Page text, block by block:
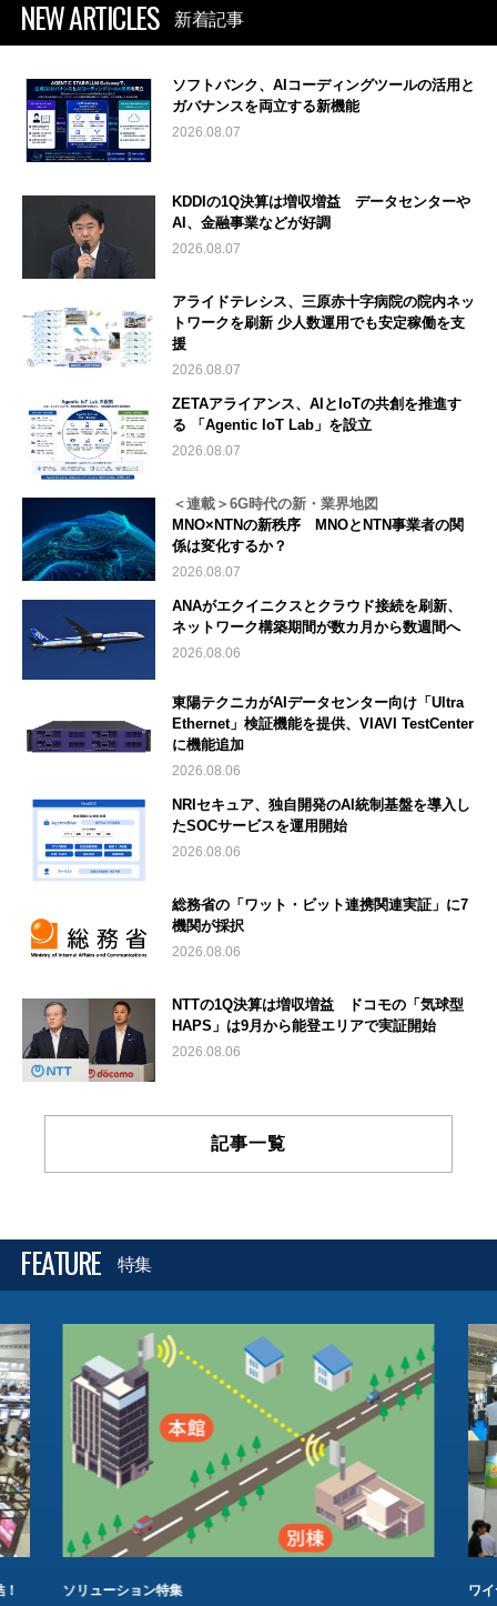
NEW ARTICLES 新着記事
ソフトバンク、AIコーディングツールの活用と
ガバナンスを両立する新機能
2026.08.07
KDDIの1Q決算は増収増益 データセンターや
AI、金融事業などが好調
2026.08.07
アライドテレシス、三原赤十字病院の院内ネッ
トワークを刷新 少人数運用でも安定稼働を支
援
2026.08.07
ZETAアライアンス、AIとIoTの共創を推進す
る 「Agentic IoT Lab」を設立
2026.08.07
＜連載＞6G時代の新・業界地図
MNO×NTNの新秩序 MNOとNTN事業者の関
係は変化するか？
2026.08.07
ANAがエクイニクスとクラウド接続を刷新、
ネットワーク構築期間が数カ月から数週間へ
2026.08.06
東陽テクニカがAIデータセンター向け「Ultra
Ethernet」検証機能を提供、VIAVI TestCenter
に機能追加
2026.08.06
NRIセキュア、独自開発のAI統制基盤を導入し
たSOCサービスを運用開始
2026.08.06
総務省の「ワット・ビット連携関連実証」に7
機関が採択
2026.08.06
NTTの1Q決算は増収増益 ドコモの「気球型
HAPS」は9月から能登エリアで実証開始
2026.08.06
記事一覧
FEATURE 特集
ソリューション特集 ワ